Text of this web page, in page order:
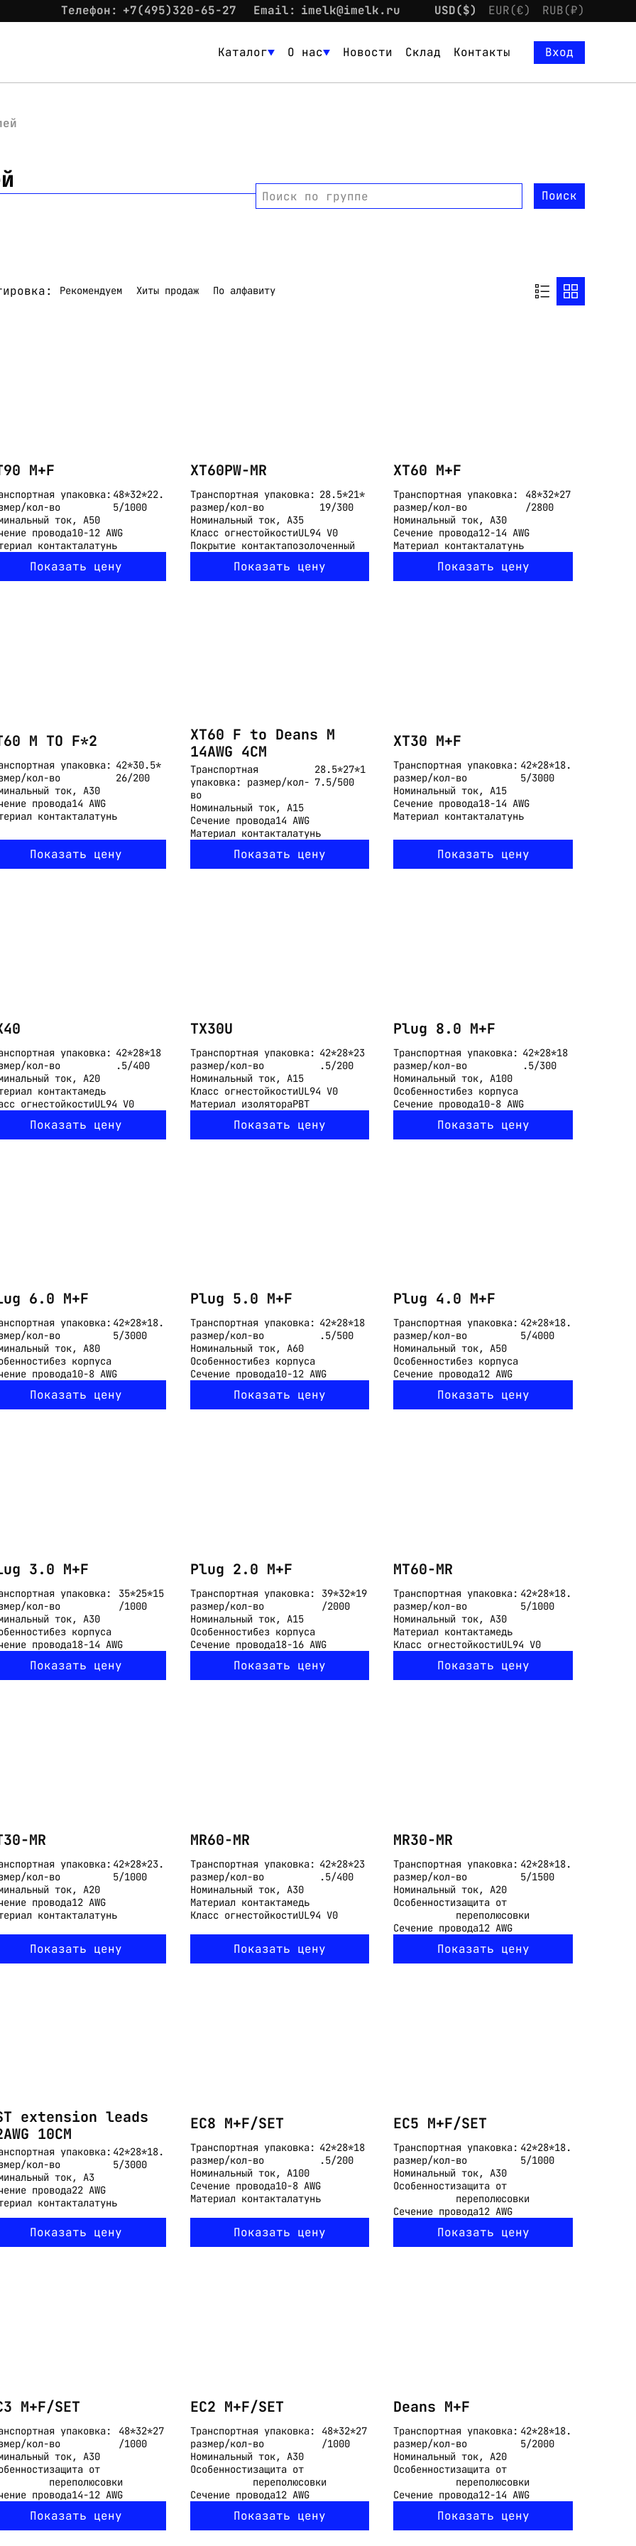
Телефон: +7(495)320-65-27 Email: imelk@imelk.ru USD($) EUR(€) RUB(₽)
Каталог О нас Новости Склад Контакты
Вход
Контакты
Поиск по группе Поиск
Рекомендуем Хиты продаж По алфавиту
M+F
упаковка:
кол-во
48*32*22.
5/1000
ток, А50
провода10-12 AWG
контакталатунь
Показать цену
XT60PW-MR
Транспортная упаковка:
размер/кол-во
28.5*21*
19/300
Номинальный ток, А35
Класс огнестойкостиUL94 V0
Покрытие контактапозолоченный
Показать цену
XT60 M+F
Транспортная упаковка:
размер/кол-во
48*32*27
/2800
Номинальный ток, А30
Сечение провода12-14 AWG
Материал контакталатунь
Показать цену
M TO F*2
упаковка:
кол-во
42*30.5*
26/200
ток, А30
провода14 AWG
контакталатунь
Показать цену
XT60 F to Deans M
14AWG 4CM
Транспортная
упаковка: размер/кол-
во
28.5*27*1
7.5/500
Номинальный ток, А15
Сечение провода14 AWG
Материал контакталатунь
Показать цену
XT30 M+F
Транспортная упаковка:
размер/кол-во
42*28*18.
5/3000
Номинальный ток, А15
Сечение провода18-14 AWG
Материал контакталатунь
Показать цену
упаковка:
кол-во
42*28*18
.5/400
ток, А20
контактамедь
огнестойкостиUL94 V0
Показать цену
TX30U
Транспортная упаковка:
размер/кол-во
42*28*23
.5/200
Номинальный ток, А15
Класс огнестойкостиUL94 V0
Материал изолятораPBT
Показать цену
Plug 8.0 M+F
Транспортная упаковка:
размер/кол-во
42*28*18
.5/300
Номинальный ток, А100
Особенностибез корпуса
Сечение провода10-8 AWG
Показать цену
6.0 M+F
упаковка:
кол-во
42*28*18.
5/3000
ток, А80
без корпуса
провода10-8 AWG
Показать цену
Plug 5.0 M+F
Транспортная упаковка:
размер/кол-во
42*28*18
.5/500
Номинальный ток, А60
Особенностибез корпуса
Сечение провода10-12 AWG
Показать цену
Plug 4.0 M+F
Транспортная упаковка:
размер/кол-во
42*28*18.
5/4000
Номинальный ток, А50
Особенностибез корпуса
Сечение провода12 AWG
Показать цену
3.0 M+F
упаковка:
кол-во
35*25*15
/1000
ток, А30
без корпуса
провода18-14 AWG
Показать цену
Plug 2.0 M+F
Транспортная упаковка:
размер/кол-во
39*32*19
/2000
Номинальный ток, А15
Особенностибез корпуса
Сечение провода18-16 AWG
Показать цену
MT60-MR
Транспортная упаковка:
размер/кол-во
42*28*18.
5/1000
Номинальный ток, А30
Материал контактамедь
Класс огнестойкостиUL94 V0
Показать цену
MR
упаковка:
кол-во
42*28*23.
5/1000
ток, А20
провода12 AWG
контакталатунь
Показать цену
MR60-MR
Транспортная упаковка:
размер/кол-во
42*28*23
.5/400
Номинальный ток, А30
Материал контактамедь
Класс огнестойкостиUL94 V0
Показать цену
MR30-MR
Транспортная упаковка:
размер/кол-во
42*28*18.
5/1500
Номинальный ток, А20
Особенностизащита от
переполюсовки
Сечение провода12 AWG
Показать цену
extension leads
10CM
упаковка:
кол-во
42*28*18.
5/3000
ток, А3
провода22 AWG
контакталатунь
Показать цену
EC8 M+F/SET
Транспортная упаковка:
размер/кол-во
42*28*18
.5/200
Номинальный ток, А100
Сечение провода10-8 AWG
Материал контакталатунь
Показать цену
EC5 M+F/SET
Транспортная упаковка:
размер/кол-во
42*28*18.
5/1000
Номинальный ток, А30
Особенностизащита от
переполюсовки
Сечение провода12 AWG
Показать цену
M+F/SET
упаковка:
кол-во
48*32*27
/1000
ток, А30
защита от
переполюсовки
провода14-12 AWG
Показать цену
EC2 M+F/SET
Транспортная упаковка:
размер/кол-во
48*32*27
/1000
Номинальный ток, А30
Особенностизащита от
переполюсовки
Сечение провода12 AWG
Показать цену
Deans M+F
Транспортная упаковка:
размер/кол-во
42*28*18.
5/2000
Номинальный ток, А20
Особенностизащита от
переполюсовки
Сечение провода12-14 AWG
Показать цену